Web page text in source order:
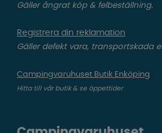
Gäller ångrat köp & felbeställning.
Registrera din reklamation
Gäller defekt vara, transportskada
Campingvaruhuset Butik Enköping
Hitta till vår butik & se öppettider